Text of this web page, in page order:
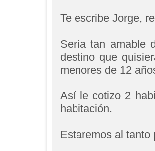
Te escribe Jorge,
Sería tan amable
destino que
menores de 12
Así le cotizo 2
habitación.
Estaremos al tanto